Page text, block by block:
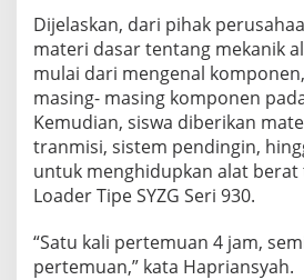
Dijelaskan, dari pihak
materi dasar tentang mekanik
mulai dari mengenal
masing- masing komponen
Kemudian, siswa diberikan
tranmisi, sistem pendingin,
untuk menghidupkan alat berat
Loader Tipe SYZG Seri 930.
“Satu kali pertemuan 4 jam,
pertemuan,” kata Hapriansyah.